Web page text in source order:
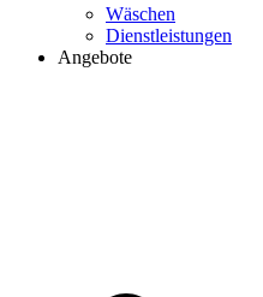
Wäschen
Dienstleistungen
Angebote